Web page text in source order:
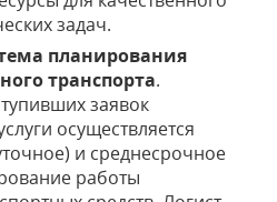
задач.
планирования
транспорта.
заявок
осуществляется
и среднесрочное
работы